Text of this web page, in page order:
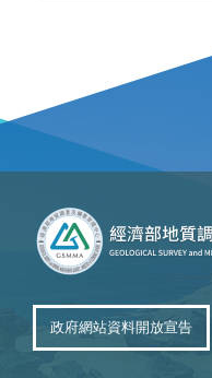
政府網站資料開放宣告